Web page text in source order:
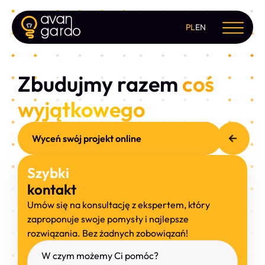
PLEN
Zbudujmy razem coś
wyjątkowego
Wyceń swój projekt online
Szybki
kontakt
Umów się na konsultację z ekspertem, który
zaproponuje swoje pomysły i najlepsze
rozwiązania. Bez żadnych zobowiązań!
Please leave this field empty.
W czym możemy Ci pomóc?